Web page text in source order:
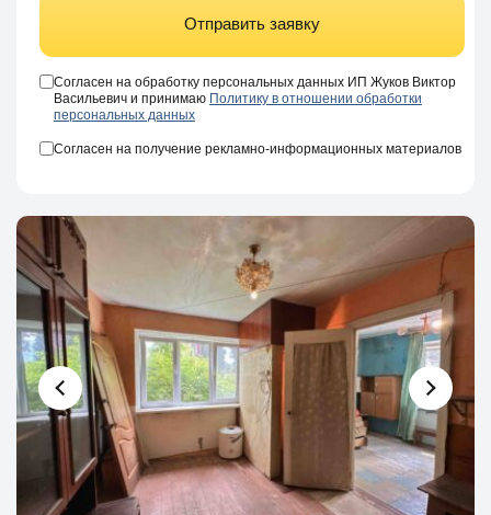
Отправить заявку
Согласен на обработку персональных данных ИП Жуков Виктор
Васильевич и принимаю Политику в отношении обработки
персональных данных
Согласен на получение рекламно-информационных материалов